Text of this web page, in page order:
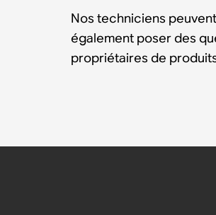
Nos techniciens
également poser des
propriétaires de